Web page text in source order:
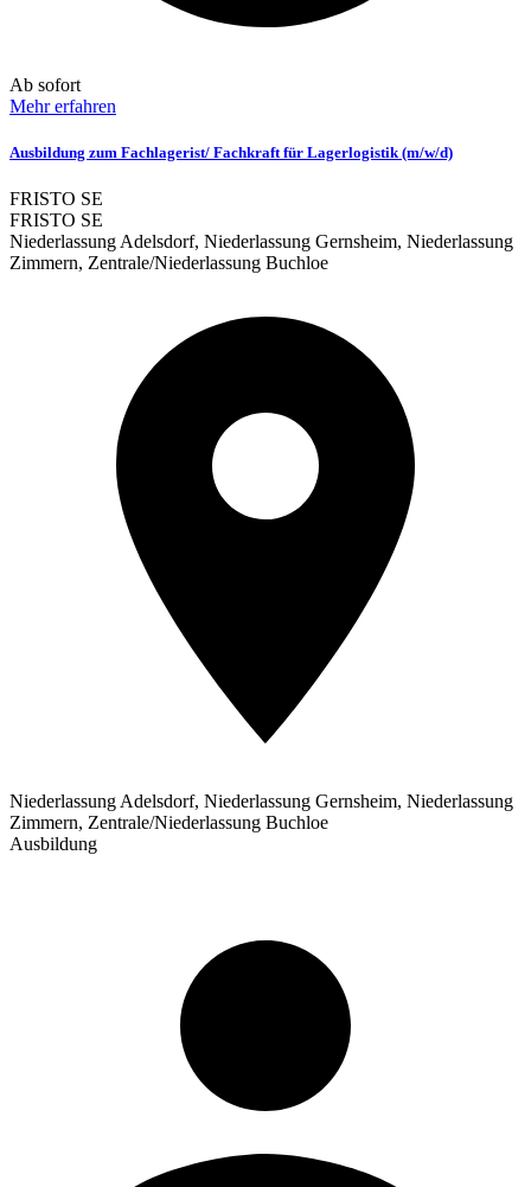
Ab sofort
Mehr erfahren
Ausbildung zum Fachlagerist/ Fachkraft für Lagerlogistik (m/w/d)
FRISTO SE
FRISTO SE
Niederlassung Adelsdorf, Niederlassung Gernsheim, Niederlassung
Zimmern, Zentrale/Niederlassung Buchloe
Niederlassung Adelsdorf, Niederlassung Gernsheim, Niederlassung
Zimmern, Zentrale/Niederlassung Buchloe
Ausbildung